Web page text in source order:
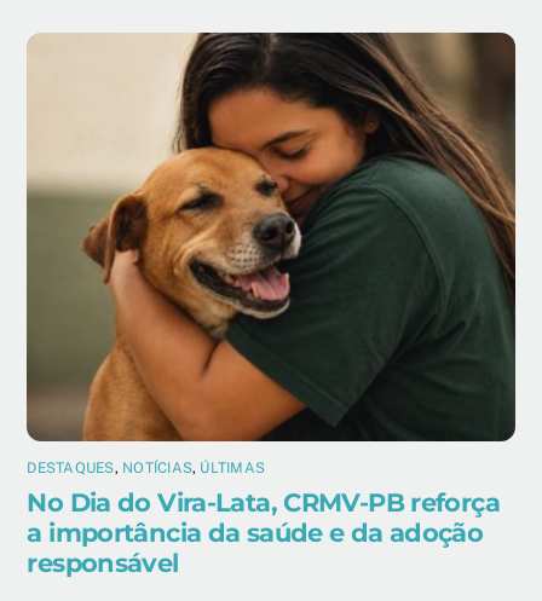
DESTAQUES, NOTÍCIAS, ÚLTIMAS
No Dia do Vira-Lata, CRMV-PB reforça
a importância da saúde e da adoção
responsável